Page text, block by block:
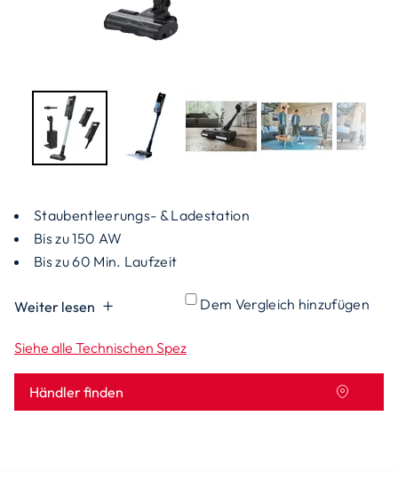
Staubentleerungs- & Ladestation
Bis zu 150 AW
Bis zu 60 Min. Laufzeit
Weiter lesen Dem Vergleich hinzufügen
Siehe alle Technischen Spez
Händler finden